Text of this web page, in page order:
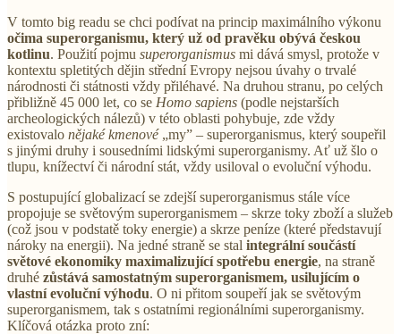
V tomto big readu se chci podívat na princip maximálního výkonu
očima superorganismu, který už od pravěku obývá českou
kotlinu. Použití pojmu superorganismus mi dává smysl, protože v
kontextu spletitých dějin střední Evropy nejsou úvahy o trvalé
národnosti či státnosti vždy přiléhavé. Na druhou stranu, po celých
přibližně 45 000 let, co se Homo sapiens (podle nejstarších
archeologických nálezů) v této oblasti pohybuje, zde vždy
existovalo nějaké kmenové „my” – superorganismus, který soupeřil
s jinými druhy i sousedními lidskými superorganismy. Ať už šlo o
tlupu, knížectví či národní stát, vždy usiloval o evoluční výhodu.
S postupující globalizací se zdejší superorganismus stále více
propojuje se světovým superorganismem – skrze toky zboží a služeb
(což jsou v podstatě toky energie) a skrze peníze (které představují
nároky na energii). Na jedné straně se stal integrální součástí
světové ekonomiky maximalizující spotřebu energie, na straně
druhé zůstává samostatným superorganismem, usilujícím o
vlastní evoluční výhodu. O ni přitom soupeří jak se světovým
superorganismem, tak s ostatními regionálními superorganismy.
Klíčová otázka proto zní: